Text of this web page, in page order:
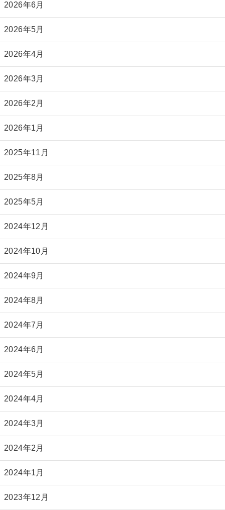
2026年6月
2026年5月
2026年4月
2026年3月
2026年2月
2026年1月
2025年11月
2025年8月
2025年5月
2024年12月
2024年10月
2024年9月
2024年8月
2024年7月
2024年6月
2024年5月
2024年4月
2024年3月
2024年2月
2024年1月
2023年12月